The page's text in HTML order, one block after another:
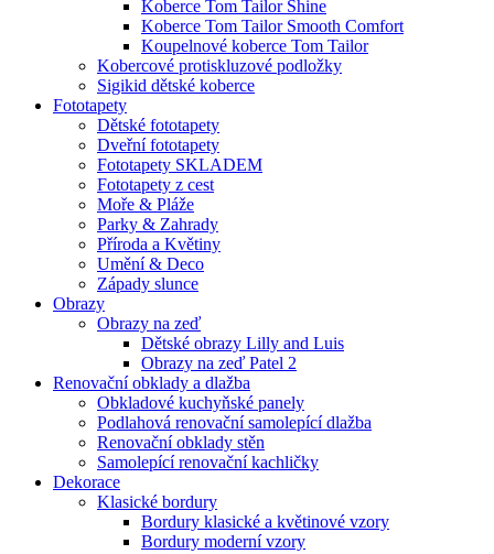
Koberce Tom Tailor Shine
Koberce Tom Tailor Smooth Comfort
Koupelnové koberce Tom Tailor
Kobercové protiskluzové podložky
Sigikid dětské koberce
Fototapety
Dětské fototapety
Dveřní fototapety
Fototapety SKLADEM
Fototapety z cest
Moře & Pláže
Parky & Zahrady
Příroda a Květiny
Umění & Deco
Západy slunce
Obrazy
Obrazy na zeď
Dětské obrazy Lilly and Luis
Obrazy na zeď Patel 2
Renovační obklady a dlažba
Obkladové kuchyňské panely
Podlahová renovační samolepící dlažba
Renovační obklady stěn
Samolepící renovační kachličky
Dekorace
Klasické bordury
Bordury klasické a květinové vzory
Bordury moderní vzory